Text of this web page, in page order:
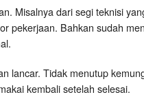
Misalnya dari segi teknisi
pekerjaan. Bahkan sudah
lancar. Tidak menutup
kembali setelah selesai.